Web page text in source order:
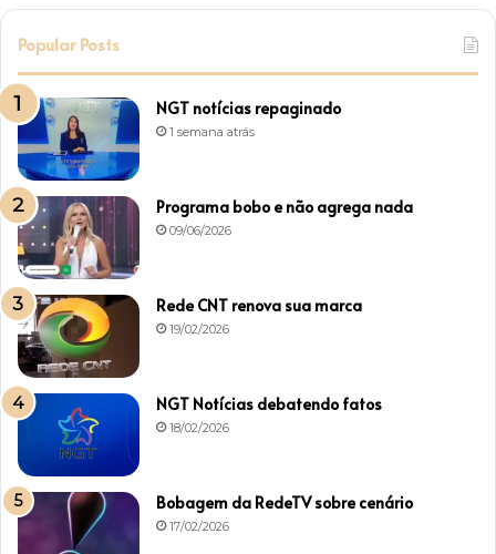
Popular Posts
NGT notícias repaginado
1 semana atrás
Programa bobo e não agrega nada
09/06/2026
Rede CNT renova sua marca
19/02/2026
NGT Notícias debatendo fatos
18/02/2026
Bobagem da RedeTV sobre cenário
17/02/2026